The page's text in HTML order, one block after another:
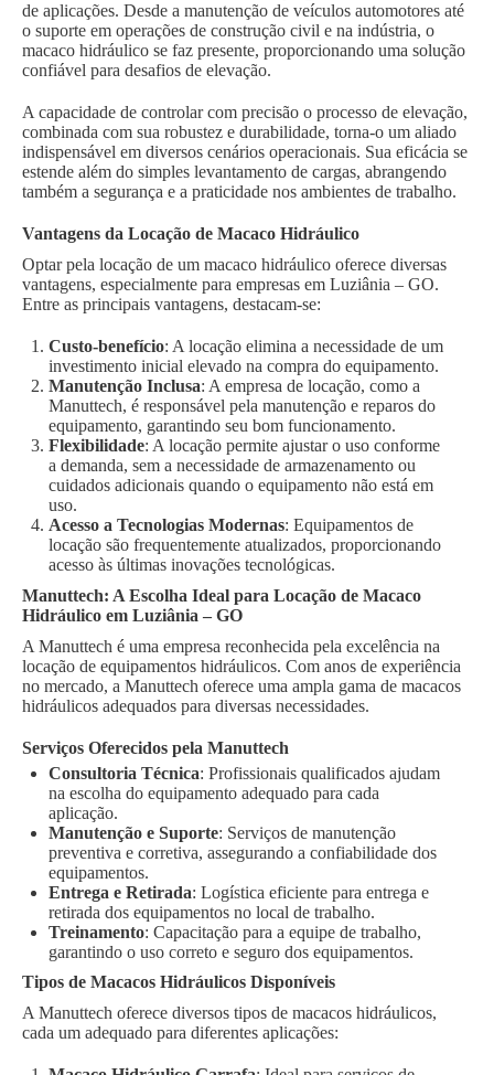
de aplicações. Desde a manutenção de veículos automotores até
o suporte em operações de construção civil e na indústria, o
macaco hidráulico se faz presente, proporcionando uma solução
confiável para desafios de elevação.
A capacidade de controlar com precisão o processo de elevação,
combinada com sua robustez e durabilidade, torna-o um aliado
indispensável em diversos cenários operacionais. Sua eficácia se
estende além do simples levantamento de cargas, abrangendo
também a segurança e a praticidade nos ambientes de trabalho.
Vantagens da Locação de Macaco Hidráulico
Optar pela locação de um macaco hidráulico oferece diversas
vantagens, especialmente para empresas em Luziânia – GO.
Entre as principais vantagens, destacam-se:
Custo-benefício: A locação elimina a necessidade de um
investimento inicial elevado na compra do equipamento.
Manutenção Inclusa: A empresa de locação, como a
Manuttech, é responsável pela manutenção e reparos do
equipamento, garantindo seu bom funcionamento.
Flexibilidade: A locação permite ajustar o uso conforme
a demanda, sem a necessidade de armazenamento ou
cuidados adicionais quando o equipamento não está em
uso.
Acesso a Tecnologias Modernas: Equipamentos de
locação são frequentemente atualizados, proporcionando
acesso às últimas inovações tecnológicas.
Manuttech: A Escolha Ideal para Locação de Macaco
Hidráulico em Luziânia – GO
A Manuttech é uma empresa reconhecida pela excelência na
locação de equipamentos hidráulicos. Com anos de experiência
no mercado, a Manuttech oferece uma ampla gama de macacos
hidráulicos adequados para diversas necessidades.
Serviços Oferecidos pela Manuttech
Consultoria Técnica: Profissionais qualificados ajudam
na escolha do equipamento adequado para cada
aplicação.
Manutenção e Suporte: Serviços de manutenção
preventiva e corretiva, assegurando a confiabilidade dos
equipamentos.
Entrega e Retirada: Logística eficiente para entrega e
retirada dos equipamentos no local de trabalho.
Treinamento: Capacitação para a equipe de trabalho,
garantindo o uso correto e seguro dos equipamentos.
Tipos de Macacos Hidráulicos Disponíveis
A Manuttech oferece diversos tipos de macacos hidráulicos,
cada um adequado para diferentes aplicações: